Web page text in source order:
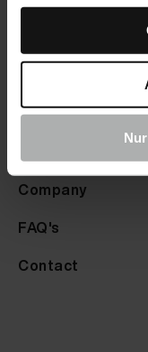
Returns
Complaints
Info
Company
FAQ's
Contact